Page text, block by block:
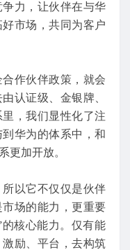
力，让伙伴在与华
市场，共同为客户
作伙伴政策，就会
认证级、金银牌、
，我们显性化了注
华为的体系中，和
更加开放。
以它不仅仅是伙伴
场的能力，更重要
核心能力。仅有能
励、平台，去构筑